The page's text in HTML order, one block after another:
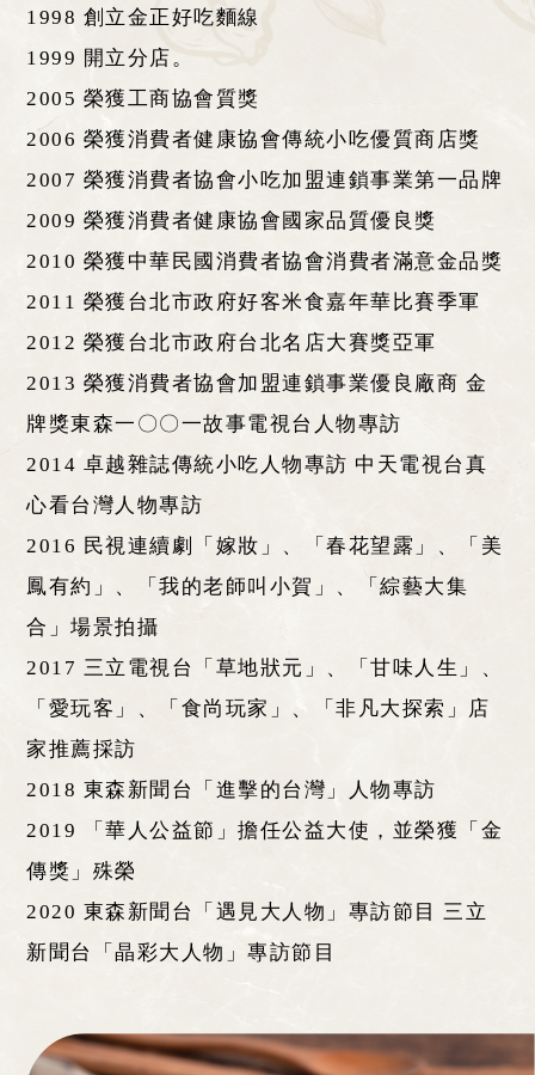
1998 創立金正好吃麵線
1999 開立分店。
2005 榮獲工商協會質獎
2006 榮獲消費者健康協會傳統小吃優質商店獎
2007 榮獲消費者協會小吃加盟連鎖事業第一品牌
2009 榮獲消費者健康協會國家品質優良獎
2010 榮獲中華民國消費者協會消費者滿意金品獎
2011 榮獲台北市政府好客米食嘉年華比賽季軍
2012 榮獲台北市政府台北名店大賽獎亞軍
2013 榮獲消費者協會加盟連鎖事業優良廠商 金
牌獎東森一〇〇一故事電視台人物專訪
2014 卓越雜誌傳統小吃人物專訪 中天電視台真
心看台灣人物專訪
2016 民視連續劇「嫁妝」、「春花望露」、「美
鳳有約」、「我的老師叫小賀」、「綜藝大集
合」場景拍攝
2017 三立電視台「草地狀元」、「甘味人生」、
「愛玩客」、「食尚玩家」、「非凡大探索」店
家推薦採訪
2018 東森新聞台「進擊的台灣」人物專訪
2019 「華人公益節」擔任公益大使，並榮獲「金
傳獎」殊榮
2020 東森新聞台「遇見大人物」專訪節目 三立
新聞台「晶彩大人物」專訪節目